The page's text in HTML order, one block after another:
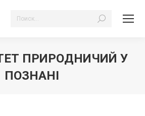
Search:
ПРИРОДНИЧИЙ У
ПОЗНАНІ